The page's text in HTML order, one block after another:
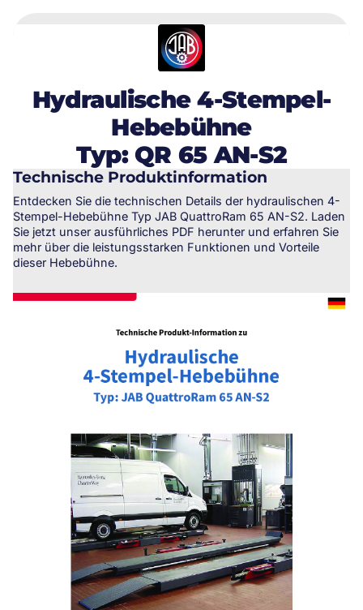
Hydraulische 4-Stempel-
Hebebühne
Typ: QR 65 AN-S2
Technische Produktinformation
Entdecken Sie die technischen Details der hydraulischen 4-
Stempel-Hebebühne Typ JAB QuattroRam 65 AN-S2. Laden
Sie jetzt unser ausführliches PDF herunter und erfahren Sie
mehr über die leistungsstarken Funktionen und Vorteile
dieser Hebebühne.